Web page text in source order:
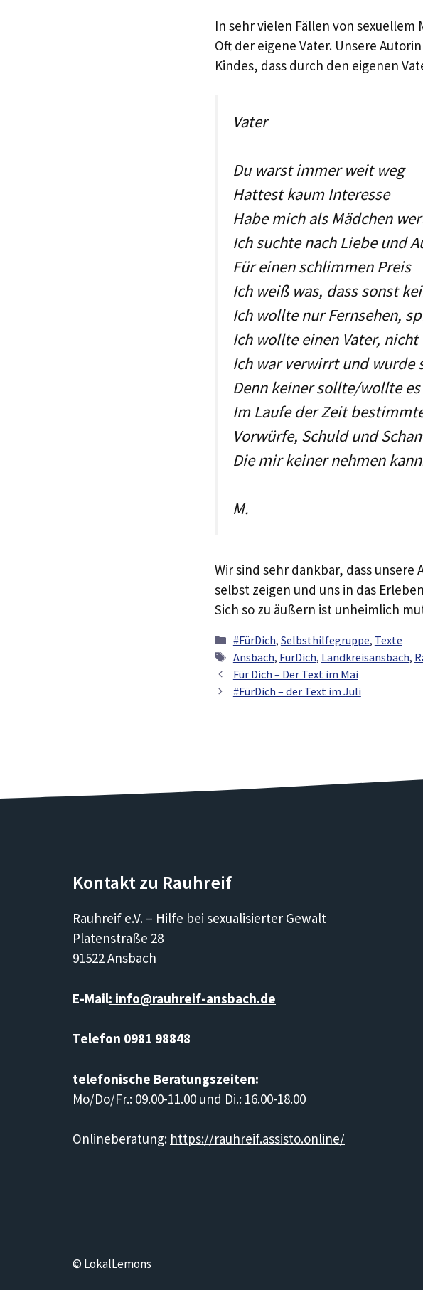
In sehr vielen Fällen von sexuellem
Oft der eigene Vater. Unsere
Kindes, dass durch den eigenen
Vater
Du warst immer weit weg
Hattest kaum Interesse
Habe mich als Mädchen
Ich suchte nach Liebe und
Für einen schlimmen Preis
Ich weiß was, dass sonst
Ich wollte nur Fernsehen,
Ich wollte einen Vater, nicht
Ich war verwirrt und wurde
Denn keiner sollte/wollte
Im Laufe der Zeit
Vorwürfe, Schuld und
Die mir keiner nehmen
M.
Wir sind sehr dankbar, dass
selbst zeigen und uns in das
Sich so zu äußern ist unheimlich
Kategorien
#FürDich, Selbsthilfegruppe, Texte
Schlagwörter
Ansbach, FürDich, Landkreisansbach,
Für Dich – Der Text im Mai
#FürDich – der Text im Juli
Kontakt zu Rauhreif
Rauhreif e.V. – Hilfe bei sexualisierter Gewalt
Platenstraße 28
91522 Ansbach
E-Mail: info@rauhreif-ansbach.de
Telefon 0981 98848
telefonische Beratungszeiten:
Mo/Do/Fr.: 09.00-11.00 und Di.: 16.00-18.00
Onlineberatung: https://rauhreif.assisto.online/
© LokalLemons